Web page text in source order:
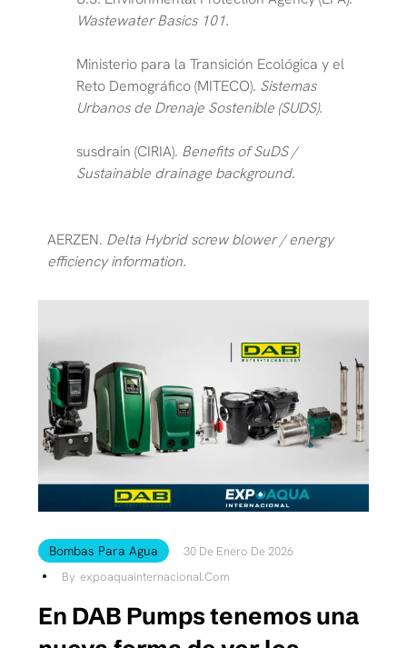
Wastewater Basics 101.
Ministerio para la Transición Ecológica y el
Reto Demográfico (MITECO). Sistemas
Urbanos de Drenaje Sostenible (SUDS).
susdrain (CIRIA). Benefits of SuDS /
Sustainable drainage background.
AERZEN. Delta Hybrid screw blower / energy
efficiency information.
Bombas Para Agua
30 De Enero De 2026
By Expoaquainternacional.com
En DAB Pumps tenemos una